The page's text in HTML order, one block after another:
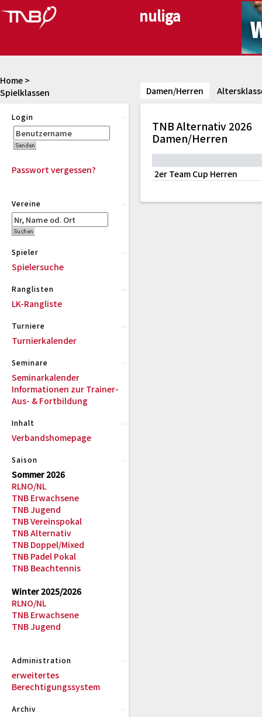
Spielklassen Damen/Herren
Home >
Login
Passwort vergessen?
Vereine
Spieler
Spielersuche
Ranglisten
LK-Rangliste
Turniere
Turnierkalender
Seminare
Seminarkalender
Informationen zur Trainer-
Aus- & Fortbildung
Inhalt
Verbandshomepage
Saison
Sommer 2026
RLNO/NL
TNB Erwachsene
TNB Jugend
TNB Vereinspokal
TNB Alternativ
TNB Doppel/Mixed
TNB Padel Pokal
TNB Beachtennis
Winter 2025/2026
RLNO/NL
TNB Erwachsene
TNB Jugend
Administration
erweitertes
Berechtigungssystem
Archiv
TNB Alternativ 2026
Damen/Herren
2er Team Cup Herren